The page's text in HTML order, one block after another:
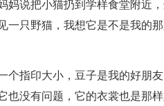
妈说把小猫扔到学样食堂附近
一只野猫，我想它是不是我的那
个指印大小，豆子是我的好朋
没有问题，它的衣裳也是那样